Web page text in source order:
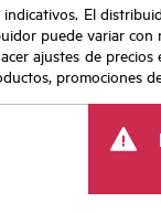
El
puede variar
ajustes de
promociones